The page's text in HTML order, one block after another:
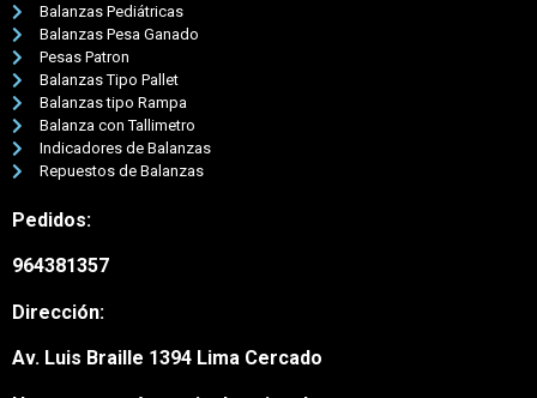
Balanzas Pediátricas
Balanzas Pesa Ganado
Pesas Patron
Balanzas Tipo Pallet
Balanzas tipo Rampa
Balanza con Tallimetro
Indicadores de Balanzas
Repuestos de Balanzas
Pedidos:
964381357
Dirección:
Av. Luis Braille 1394 Lima Cercado